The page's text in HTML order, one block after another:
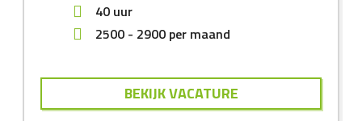
40 uur
2500 - 2900 per maand
BEKIJK VACATURE